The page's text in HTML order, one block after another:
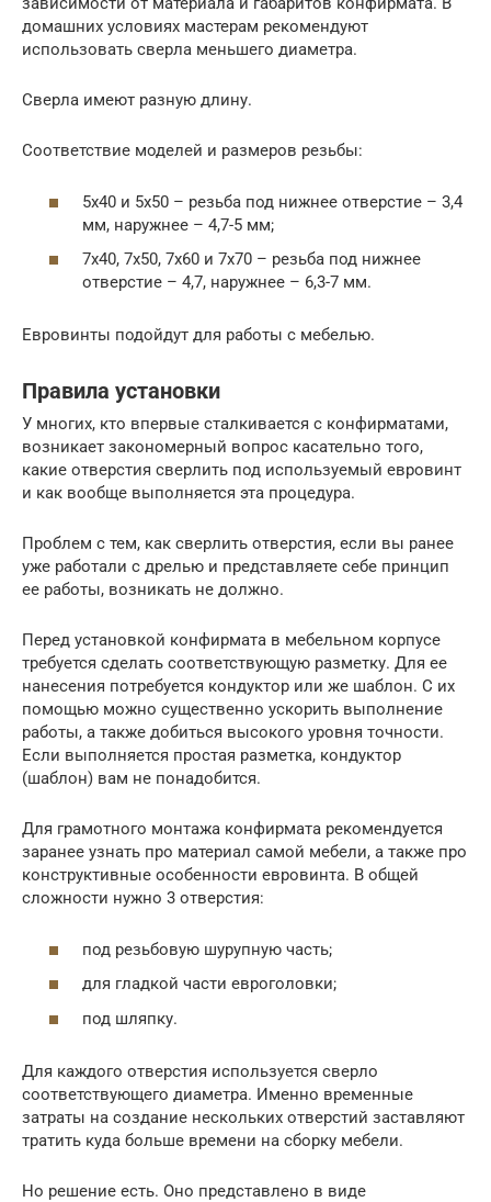
домашних условиях мастерам рекомендуют
использовать сверла меньшего диаметра.
Сверла имеют разную длину.
Соответствие моделей и размеров резьбы:
5х40 и 5х50 – резьба под нижнее отверстие – 3,4
мм, наружнее – 4,7-5 мм;
7х40, 7х50, 7х60 и 7х70 – резьба под нижнее
отверстие – 4,7, наружнее – 6,3-7 мм.
Евровинты подойдут для работы с мебелью.
Правила установки
У многих, кто впервые сталкивается с конфирматами,
возникает закономерный вопрос касательно того,
какие отверстия сверлить под используемый евровинт
и как вообще выполняется эта процедура.
Проблем с тем, как сверлить отверстия, если вы ранее
уже работали с дрелью и представляете себе принцип
ее работы, возникать не должно.
Перед установкой конфирмата в мебельном корпусе
требуется сделать соответствующую разметку. Для ее
нанесения потребуется кондуктор или же шаблон. С их
помощью можно существенно ускорить выполнение
работы, а также добиться высокого уровня точности.
Если выполняется простая разметка, кондуктор
(шаблон) вам не понадобится.
Для грамотного монтажа конфирмата рекомендуется
заранее узнать про материал самой мебели, а также про
конструктивные особенности евровинта. В общей
сложности нужно 3 отверстия:
под резьбовую шурупную часть;
для гладкой части евроголовки;
под шляпку.
Для каждого отверстия используется сверло
соответствующего диаметра. Именно временные
затраты на создание нескольких отверстий заставляют
тратить куда больше времени на сборку мебели.
Но решение есть. Оно представлено в виде